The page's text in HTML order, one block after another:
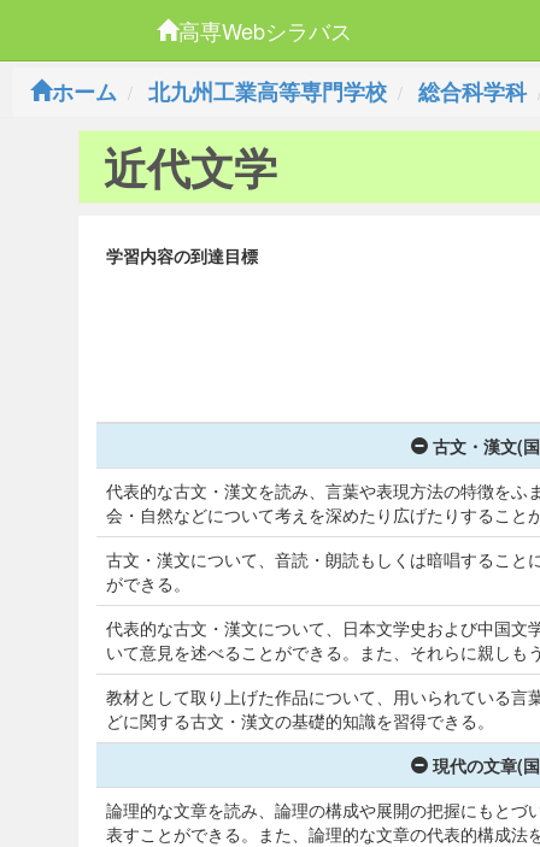
高専Webシラバス
ホーム
北九州工業高等専門学校 総合科学科
近代文学
学習内容の到達目標
古文・漢文(
代表的な古文・漢文を読み、言葉や表現方法の特徴をふ
会・自然などについて考えを深めたり広げたりすること
古文・漢文について、音読・朗読もしくは暗唱すること
ができる。
代表的な古文・漢文について、日本文学史および中国文
いて意見を述べることができる。また、それらに親しも
教材として取り上げた作品について、用いられている言
どに関する古文・漢文の基礎的知識を習得できる。
現代の文章(
論理的な文章を読み、論理の構成や展開の把握にもとづ
表すことができる。また、論理的な文章の代表的構成法